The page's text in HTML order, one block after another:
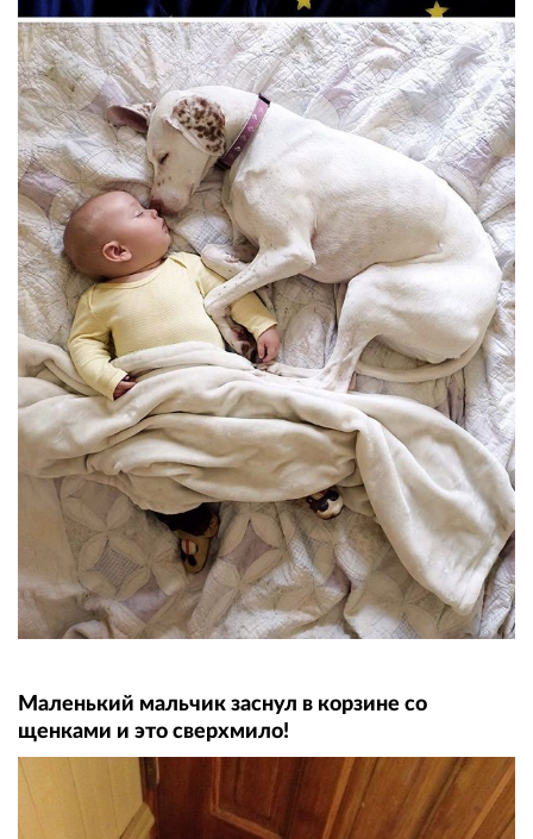
Маленький мальчик заснул в корзине со
щенками и это сверхмило!